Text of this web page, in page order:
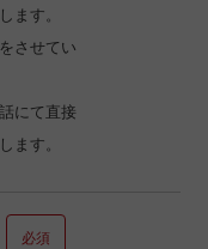
ます。
させてい
にて直接
ます。
必須